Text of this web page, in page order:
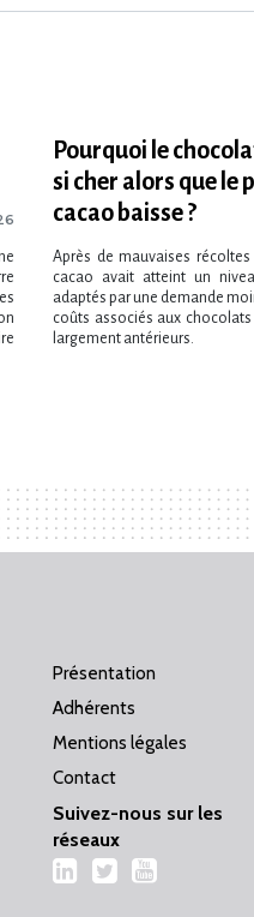
Pourquoi le
si cher alors que le
cacao baisse ?
Après de mauvaises
cacao avait atteint un
adaptés par une demande
coûts associés aux
largement antérieurs.
Présentation
Adhérents
Mentions légales
Contact
Suivez-nous sur les
réseaux
LinkedIn
TwitterYouTube